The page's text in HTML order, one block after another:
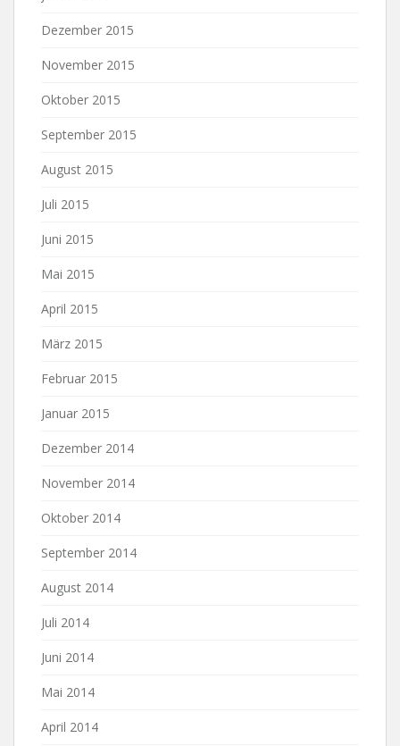
Dezember 2015
November 2015
Oktober 2015
September 2015
August 2015
Juli 2015
Juni 2015
Mai 2015
April 2015
März 2015
Februar 2015
Januar 2015
Dezember 2014
November 2014
Oktober 2014
September 2014
August 2014
Juli 2014
Juni 2014
Mai 2014
April 2014